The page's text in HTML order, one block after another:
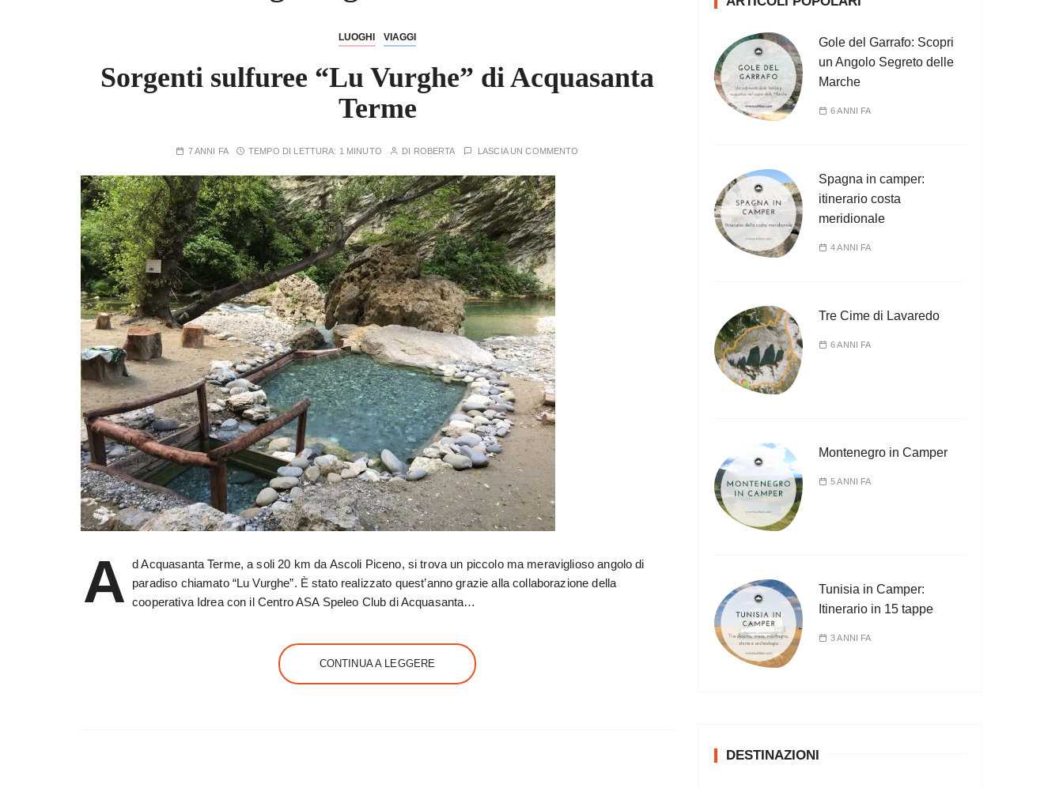
LUOGHI VIAGGI
Sorgenti sulfuree “Lu Vurghe” di Acquasanta
Terme
7 ANNI FA TEMPO DI LETTURA: 1 MINUTO DI ROBERTA LASCIA UN COMMENTO
A d Acquasanta Terme, a soli 20 km da Ascoli Piceno, si trova un piccolo ma meraviglioso angolo di
paradiso chiamato “Lu Vurghe”. È stato realizzato quest’anno grazie alla collaborazione della
cooperativa Idrea con il Centro ASA Speleo Club di Acquasanta…
CONTINUA A LEGGERE
Gole del Garrafo: Scopri
un Angolo Segreto delle
Marche
6 ANNI FA
Spagna in camper:
itinerario costa
meridionale
4 ANNI FA
Tre Cime di Lavaredo
6 ANNI FA
Montenegro in Camper
5 ANNI FA
Tunisia in Camper:
Itinerario in 15 tappe
3 ANNI FA
DESTINAZIONI